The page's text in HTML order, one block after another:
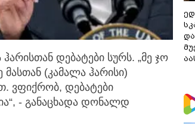
დებატები სურს. „მე ჯო
მასთან (კამალა ჰარისი)
ვფიქრობ, დებატები
- განაცხადა დონალდ